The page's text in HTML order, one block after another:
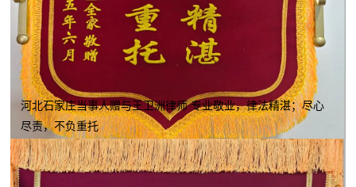
河北石家庄当事人赠与王卫洲律师 专业敬业，律法精湛；尽心
尽责，不负重托